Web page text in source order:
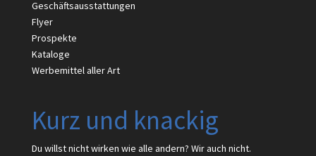
Geschäftsausstattungen
Flyer
Prospekte
Kataloge
Werbemittel aller Art
Kurz und knackig
Du willst nicht wirken wie alle andern? Wir auch nicht.